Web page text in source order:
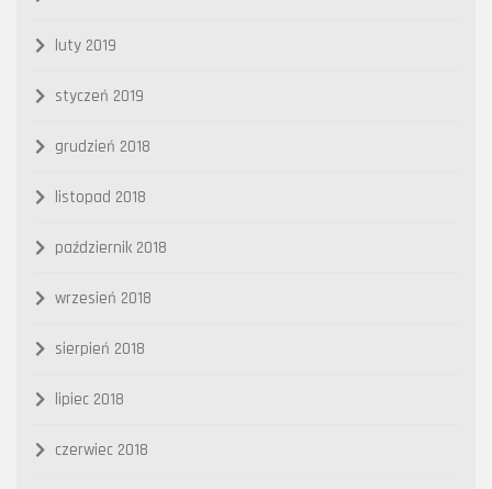
luty 2019
styczeń 2019
grudzień 2018
listopad 2018
październik 2018
wrzesień 2018
sierpień 2018
lipiec 2018
czerwiec 2018